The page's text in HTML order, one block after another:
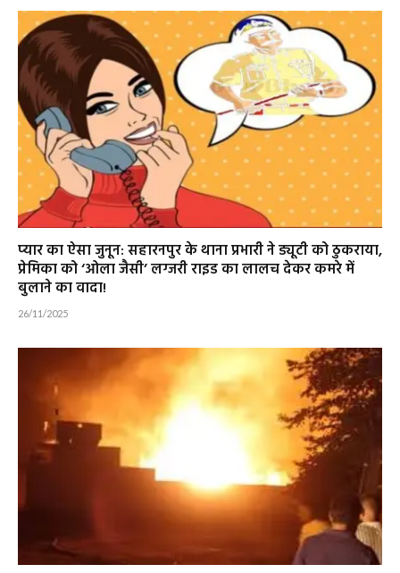
प्यार का ऐसा जुनून: सहारनपुर के थाना प्रभारी ने ड्यूटी को ठुकराया,
प्रेमिका को ‘ओला जैसी’ लग्जरी राइड का लालच देकर कमरे में
बुलाने का वादा!
26/11/2025